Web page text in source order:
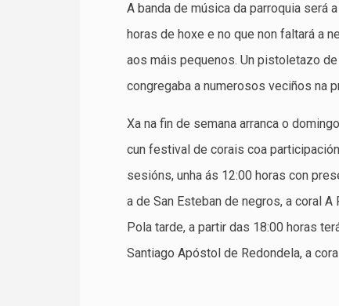
A banda de música da parroquia será
horas de hoxe e no que non faltará a
aos máis pequenos. Un pistoletazo
congregaba a numerosos veciños na
Xa na fin de semana arranca o
cun festival de corais coa
sesións, unha ás 12:00 horas con
a de San Esteban de negros, a coral
Pola tarde, a partir das 18:00 horas
Santiago Apóstol de Redondela, a